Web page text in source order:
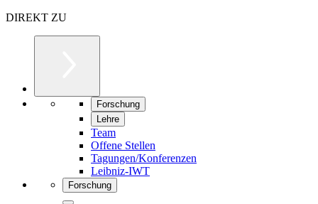
DIREKT ZU
Forschung
Lehre
Team
Offene Stellen
Tagungen/Konferenzen
Leibniz-IWT
Forschung